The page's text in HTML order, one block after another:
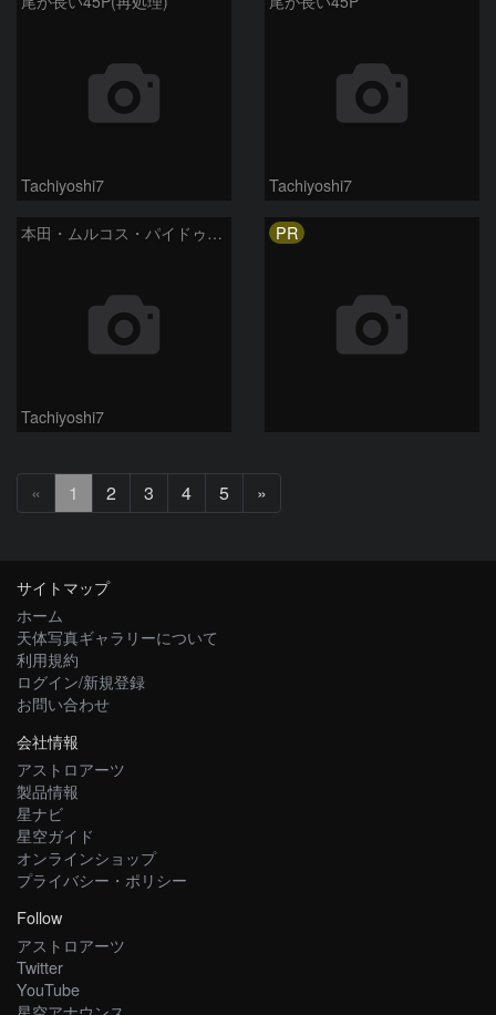
Tachiyoshi7 Tachiyoshi7
本田・ムルコス・パイドゥシャーコヴァー彗星
Tachiyoshi7
PR
« 1 2 3 4 5 »
へ
サイトマップ
ホーム
天体写真ギャラリーについて
利用規約
ログイン/新規登録
お問い合わせ
会社情報
アストロアーツ
製品情報
星ナビ
星空ガイド
オンラインショップ
プライバシー・ポリシー
Follow
アストロアーツ
Twitter
YouTube